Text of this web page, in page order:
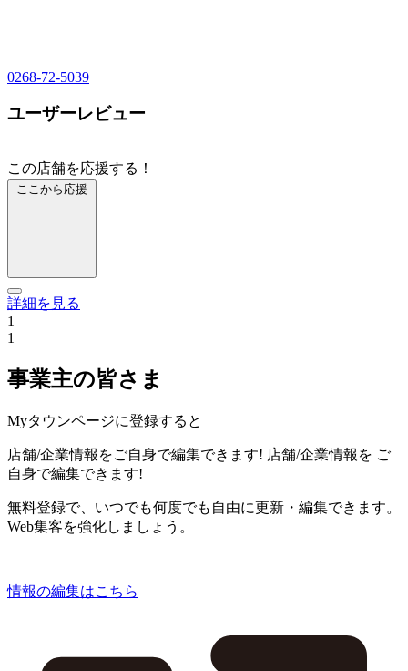
0268-72-5039
ユーザーレビュー
この店舗を応援する！
ここから応援
詳細を見る
1
1
事業主の皆さま
Myタウンページに登録すると
店舗/企業情報をご自身で編集できます! 店舗/企業情報を ご
自身で編集できます!
無料登録で、いつでも何度でも自由に更新・編集できます。
Web集客を強化しましょう。
情報の編集はこちら